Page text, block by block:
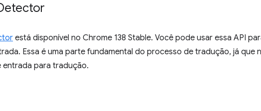
está disponível no Chrome 138 Stable. Você pode usar essa API
Essa é uma parte fundamental do processo de tradução, já que
entrada para tradução.